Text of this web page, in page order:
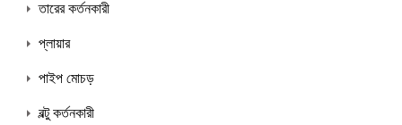
তারের কর্তনকারী
প্লায়ার
পাইপ মোচড়
বল্টু কর্তনকারী